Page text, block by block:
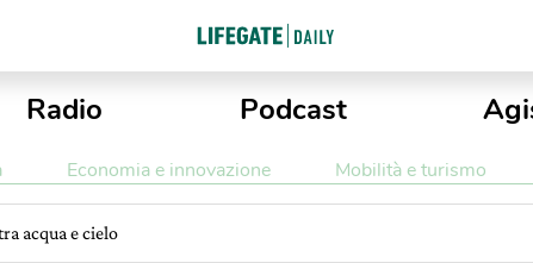
Radio Podcast
Economia e innovazione Mobilità e turismo
acqua e cielo